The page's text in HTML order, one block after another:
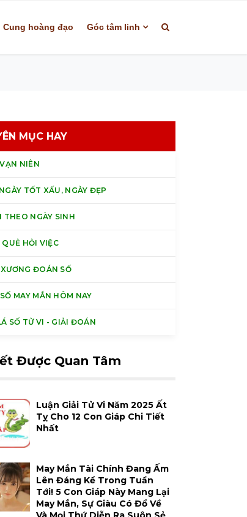
Cung hoàng đạo Góc tâm linh
MỤC HAY
NIÊN
TỐT XẤU, NGÀY ĐẸP
THEO NGÀY SINH
QUẺ HỎI VIỆC
ĐOÁN SỐ
MAY MẮN HÔM NAY
SỐ TỬ VI - GIẢI ĐOÁN
Được Quan Tâm
Luận Giải Tử Vi Năm 2025 Ất
Tỵ Cho 12 Con Giáp Chi Tiết
Nhất
May Mắn Tài Chính Đang Ấm
Lên Đáng Kể Trong Tuần
Tới! 5 Con Giáp Này Mang Lại
May Mắn, Sự Giàu Có Đổ Về